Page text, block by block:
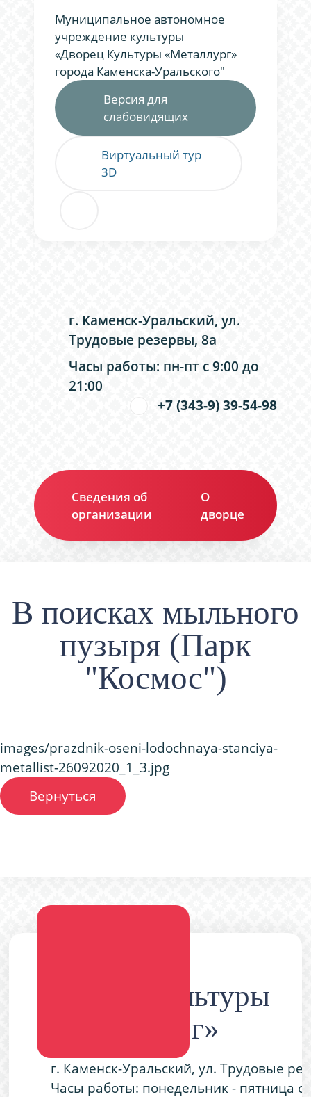
Муниципальное автономное
учреждение культуры
«Дворец Культуры «Металлург»
города Каменска-Уральского"
Версия для
слабовидящих
Виртуальный тур
3D
г. Каменск-Уральский, ул.
Трудовые резервы, 8а
Часы работы: пн-пт с 9:00 до
21:00
+7 (343-9) 39-54-98
Сведения об
организации
О
дворце
В поисках мыльного
пузыря (Парк
"Космос")
images/prazdnik-oseni-lodochnaya-stanciya-
metallist-26092020_1_3.jpg
Вернуться
Дворец культуры
«Металлург»
г. Каменск-Уральский, ул. Трудовые
Часы работы: понедельник - пятница с